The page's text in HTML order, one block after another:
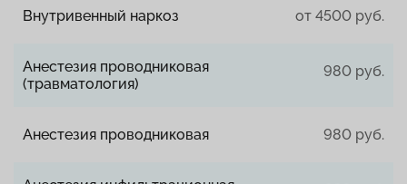
Внутривенный наркоз от 4500 руб.
Анестезия проводниковая
(травматология)
980 руб.
Анестезия проводниковая 980 руб.